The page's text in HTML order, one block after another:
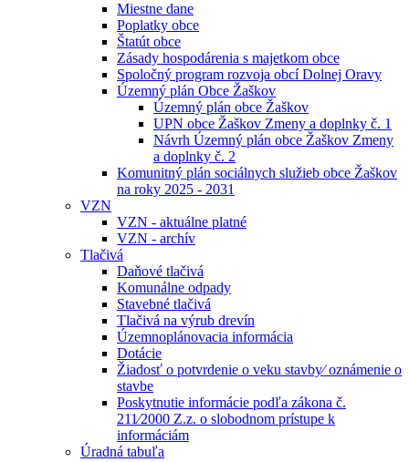
Miestne dane
Poplatky obce
Štatút obce
Zásady hospodárenia s majetkom obce
Spoločný program rozvoja obcí Dolnej Oravy
Územný plán Obce Žaškov
Územný plán obce Žaškov
UPN obce Žaškov Zmeny a doplnky č. 1
Návrh Územný plán obce Žaškov Zmeny
a doplnky č. 2
Komunitný plán sociálnych služieb obce Žaškov
na roky 2025 - 2031
VZN
VZN - aktuálne platné
VZN - archív
Tlačivá
Daňové tlačivá
Komunálne odpady
Stavebné tlačivá
Tlačivá na výrub drevín
Územnoplánovacia informácia
Dotácie
Žiadosť o potvrdenie o veku stavby⁄ oznámenie o
stavbe
Poskytnutie informácie podľa zákona č.
211⁄2000 Z.z. o slobodnom prístupe k
informáciám
Úradná tabuľa